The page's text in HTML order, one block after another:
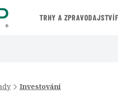
TRHY A ZPRAVODAJSTVÍ
Investování